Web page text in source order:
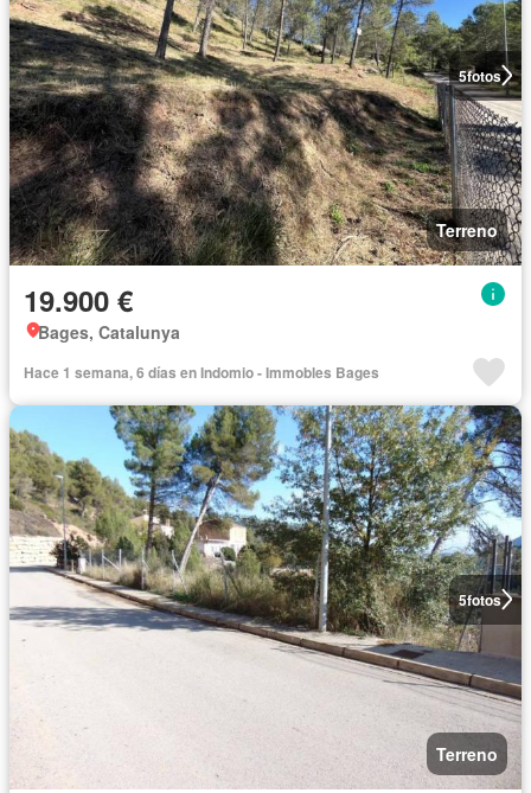
5fotos
Terreno
19.900 €
Bages, Catalunya
Hace 1 semana, 6 días en Indomio - Immobles Bages
5fotos
Terreno